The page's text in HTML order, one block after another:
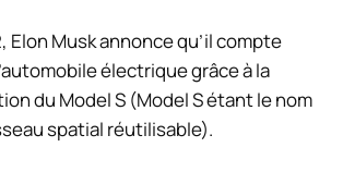
Elon Musk annonce qu’il compte
électrique grâce à la
du Model S (Model S étant le nom
spatial réutilisable).